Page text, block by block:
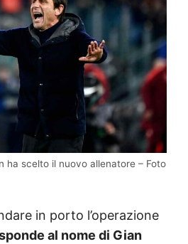
ha scelto il nuovo allenatore – Foto
in porto l’operazione
al nome di Gian